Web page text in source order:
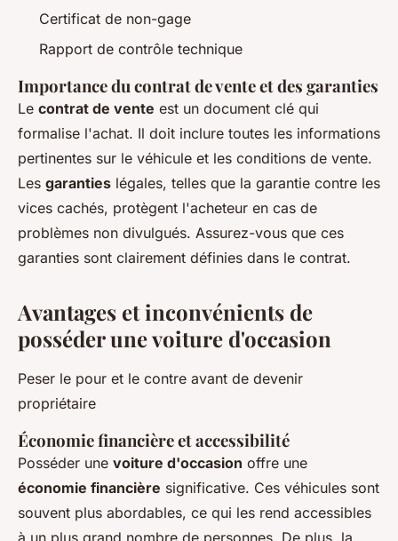
Certificat de non-gage
Rapport de contrôle technique
Importance du contrat de vente et des garanties
Le contrat de vente est un document clé qui
formalise l'achat. Il doit inclure toutes les informations
pertinentes sur le véhicule et les conditions de vente.
Les garanties légales, telles que la garantie contre les
vices cachés, protègent l'acheteur en cas de
problèmes non divulgués. Assurez-vous que ces
garanties sont clairement définies dans le contrat.
Avantages et inconvénients de
posséder une voiture d'occasion
Peser le pour et le contre avant de devenir
propriétaire
Économie financière et accessibilité
Posséder une voiture d'occasion offre une
économie financière significative. Ces véhicules sont
souvent plus abordables, ce qui les rend accessibles
à un plus grand nombre de personnes. De plus, la